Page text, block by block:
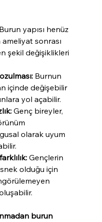
yapısı henüz
ameliyat sonrası
şekil değişiklikleri
Burnun
içinde değişebilir
yol açabilir.
Genç bireyler,
olarak uyum
Gençlerin
olduğu için
burun